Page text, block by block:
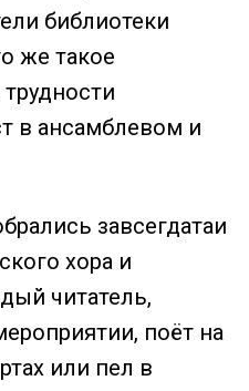
библиотеки
же такое
в ансамблевом и
завсегдатаи
хора и
читатель,
поёт на
или пел в